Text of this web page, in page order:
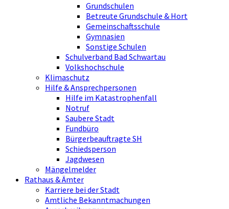
Grundschulen
Betreute Grundschule & Hort
Gemeinschaftsschule
Gymnasien
Sonstige Schulen
Schulverband Bad Schwartau
Volkshochschule
Klimaschutz
Hilfe & Ansprechpersonen
Hilfe im Katastrophenfall
Notruf
Saubere Stadt
Fundbüro
Bürgerbeauftragte SH
Schiedsperson
Jagdwesen
Mängelmelder
Rathaus & Ämter
Karriere bei der Stadt
Amtliche Bekanntmachungen